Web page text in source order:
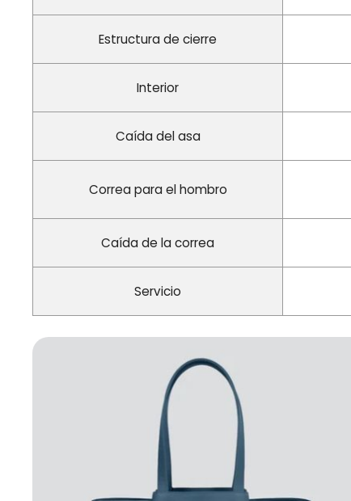
Estructura de cierre
Interior
Caída del asa
Correa para el hombro
Caída de la correa
Servicio